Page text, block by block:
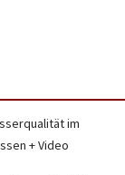
im
+ Video